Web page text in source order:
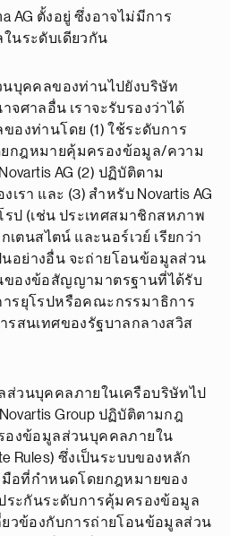
AG ตั้งอยู่ ซึ่งอาจไม่มีการ
นระดับเดียวกัน
บุคคลของท่านไปยังบริษัท
จศาลอื่น เราจะรับรองว่าได้
งท่านโดย (1) ใช้ระดับการ
กฎหมายคุ้มครองข้อมูล/ความ
AG (2) ปฏิบัติตาม
รา และ (3) สำหรับ Novartis AG
รป (เช่น ประเทศสมาชิกสหภาพ
ตนสไตน์ และนอร์เวย์ เรียกว่า
ป็นอย่างอื่น จะถ่ายโอนข้อมูลส่วน
องข้อสัญญามาตรฐานที่ได้รับ
รยุโรปหรือคณะกรรมาธิการ
สนเทศของรัฐบาลกลางสวิส
วนบุคคลภายในเครือบริษัทไป
Group ปฏิบัติตามกฎ
งข้อมูลส่วนบุคคลภายใน
Rules) ซึ่งเป็นระบบของหลัก
มือที่กำหนดโดยกฎหมายของ
ระกันระดับการคุ้มครองข้อมูล
วข้องกับการถ่ายโอนข้อมูลส่วน